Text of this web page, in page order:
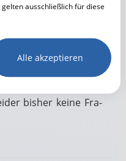
ausschließlich für diese
Auswahl
Alle akzeptieren
bis­her kei­ne Fra­